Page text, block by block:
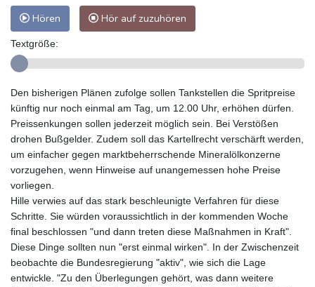
Hören Hör auf zuzuhören
Textgröße:
Den bisherigen Plänen zufolge sollen Tankstellen die Spritpreise
künftig nur noch einmal am Tag, um 12.00 Uhr, erhöhen dürfen.
Preissenkungen sollen jederzeit möglich sein. Bei Verstößen
drohen Bußgelder. Zudem soll das Kartellrecht verschärft werden,
um einfacher gegen marktbeherrschende Mineralölkonzerne
vorzugehen, wenn Hinweise auf unangemessen hohe Preise
vorliegen.
Hille verwies auf das stark beschleunigte Verfahren für diese
Schritte. Sie würden voraussichtlich in der kommenden Woche
final beschlossen "und dann treten diese Maßnahmen in Kraft".
Diese Dinge sollten nun "erst einmal wirken". In der Zwischenzeit
beobachte die Bundesregierung "aktiv", wie sich die Lage
entwickle. "Zu den Überlegungen gehört, was dann weitere